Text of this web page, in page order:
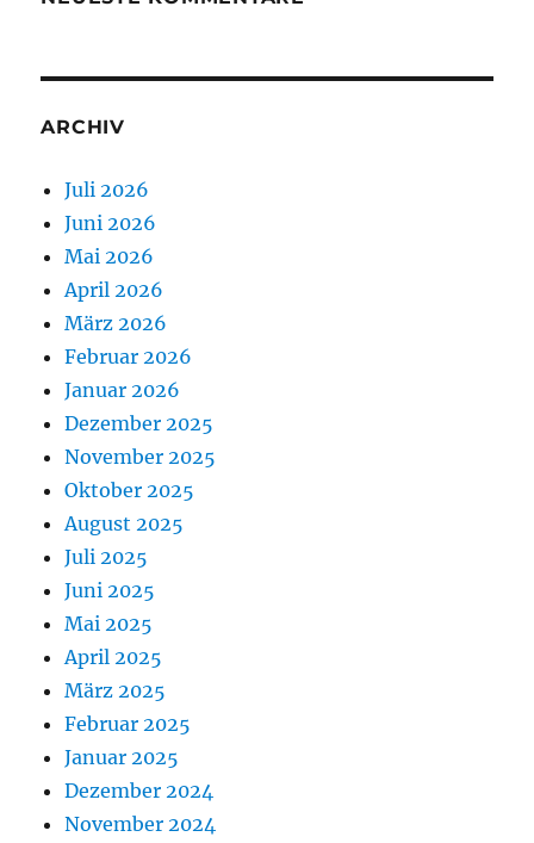
ARCHIV
Juli 2026
Juni 2026
Mai 2026
April 2026
März 2026
Februar 2026
Januar 2026
Dezember 2025
November 2025
Oktober 2025
August 2025
Juli 2025
Juni 2025
Mai 2025
April 2025
März 2025
Februar 2025
Januar 2025
Dezember 2024
November 2024